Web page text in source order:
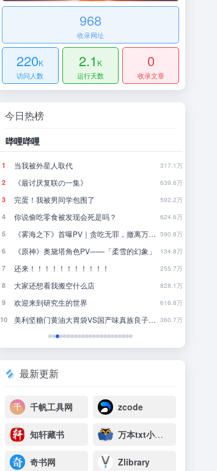
968
收录网址
220K
访问人数
2.1 K
运行天数
0
收录文章
今日热榜
317.1万
639.6万
592.2万
624.6万
590.8万
134.8万
255.7万
828.1万
616.8万
360.7万
豆瓣小组
1 林中听雨
2 行测经验分享
3 来点适合夏天看的100分钟电影。。
4
5 近一年最满意的购入之👔
6 一些无代餐电影
7 把饮食调整到夏季模式后整个人舒坦了不少
8 我会尚雯婕的外语学习法！
9 国内如何下载和配置 Codex｜新手 SOP
10 去做胰岛素抵抗检测前记得买齐商业保险。。。
最新更新
千帆工具网 zcode
知轩藏书 万本txt小说下载网
奇书网 Zlibrary